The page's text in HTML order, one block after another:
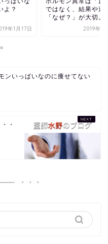
よ？
年1月17日
ではなく、結果や過
「なぜ？」が大切。
2019年1
ンいっぱいなのに痩せてない
・